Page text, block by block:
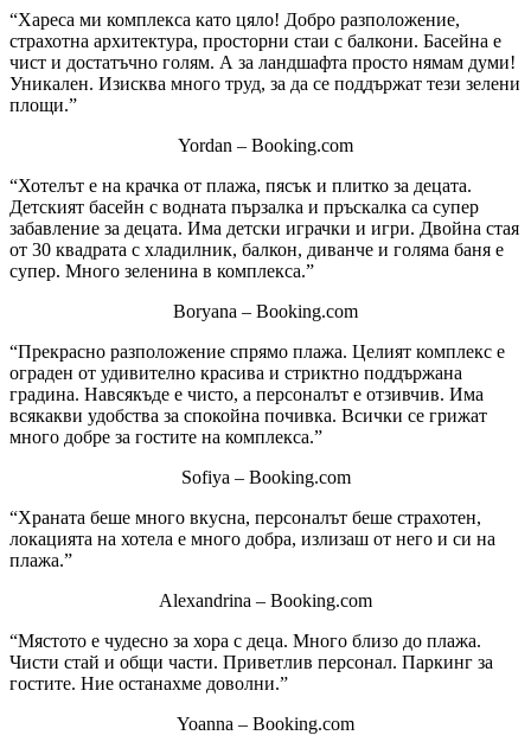
“Хареса ми комплекса като цяло! Добро разположение,
страхотна архитектура, просторни стаи с балкони. Басейна е
чист и достатъчно голям. А за ландшафта просто нямам думи!
Уникален. Изисква много труд, за да се поддържат тези зелени
площи.”
Yordan – Booking.com
“Хотелът е на крачка от плажа, пясък и плитко за децата.
Детският басейн с водната пързалка и пръскалка са супер
забавление за децата. Има детски играчки и игри. Двойна стая
от 30 квадрата с хладилник, балкон, диванче и голяма баня е
супер. Много зеленина в комплекса.”
Boryana – Booking.com
“Прекрасно разположение спрямо плажа. Целият комплекс е
ограден от удивително красива и стриктно поддържана
градина. Навсякъде е чисто, а персоналът е отзивчив. Има
всякакви удобства за спокойна почивка. Всички се грижат
много добре за гостите на комплекса.”
Sofiya – Booking.com
“Храната беше много вкусна, персоналът беше страхотен,
локацията на хотела е много добра, излизаш от него и си на
плажа.”
Alexandrina – Booking.com
“Мястото е чудесно за хора с деца. Много близо до плажа.
Чисти стай и общи части. Приветлив персонал. Паркинг за
гостите. Ние останахме доволни.”
Yoanna – Booking.com